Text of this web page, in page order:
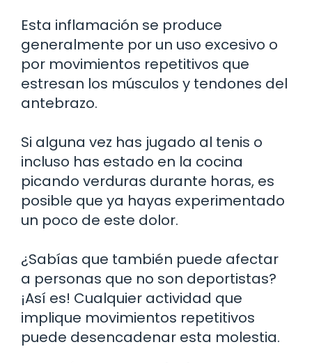
Esta inflamación se produce
generalmente por un uso excesivo o
por movimientos repetitivos que
estresan los músculos y tendones del
antebrazo.
Si alguna vez has jugado al tenis o
incluso has estado en la cocina
picando verduras durante horas, es
posible que ya hayas experimentado
un poco de este dolor.
¿Sabías que también puede afectar
a personas que no son deportistas?
¡Así es! Cualquier actividad que
implique movimientos repetitivos
puede desencadenar esta molestia.